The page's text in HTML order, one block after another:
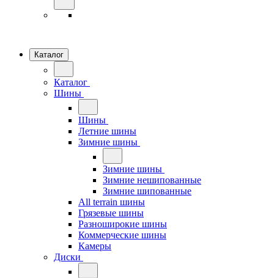
Каталог
Каталог
Шины
Шины
Летние шины
Зимние шины
Зимние шины
Зимние нешипованные
Зимние шипованные
All terrain шины
Грязевые шины
Разноширокие шины
Коммерческие шины
Камеры
Диски